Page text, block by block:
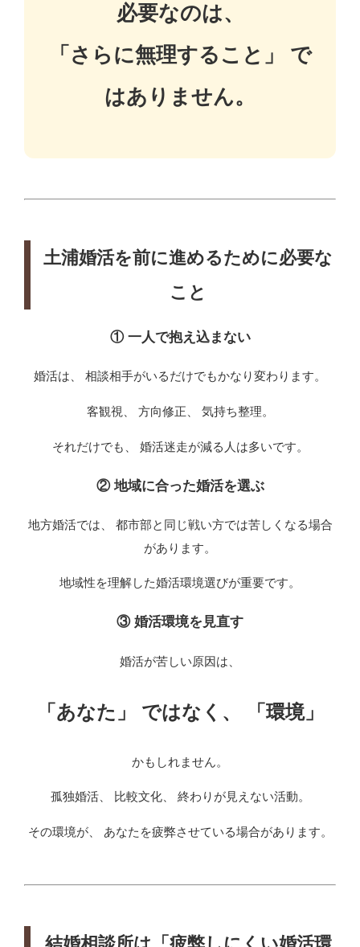
必要なのは、
「さらに無理すること」 で
はありません。
土浦婚活を前に進めるために必要な
こと
① 一人で抱え込まない
婚活は、 相談相手がいるだけでもかなり変わります。
客観視、 方向修正、 気持ち整理。
それだけでも、 婚活迷走が減る人は多いです。
② 地域に合った婚活を選ぶ
地方婚活では、 都市部と同じ戦い方では苦しくなる場合
があります。
地域性を理解した婚活環境選びが重要です。
③ 婚活環境を見直す
婚活が苦しい原因は、
「あなた」 ではなく、 「環境」
かもしれません。
孤独婚活、 比較文化、 終わりが見えない活動。
その環境が、 あなたを疲弊させている場合があります。